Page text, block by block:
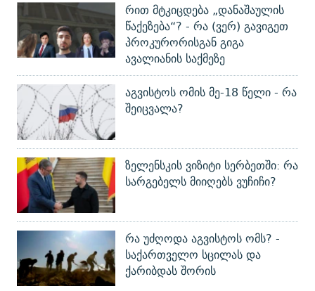
რით მტკიცდება „დანაშაულის
წაქეზება“? - რა (ვერ) გავიგეთ
პროკურორისგან გიგა
ავალიანის საქმეზე
აგვისტოს ომის მე-18 წელი - რა
შეიცვალა?
ზელენსკის ვიზიტი სერბეთში: რა
სარგებელს მიიღებს ვუჩიჩი?
რა უძღოდა აგვისტოს ომს? -
საქართველო სცილას და
ქარიბდას შორის